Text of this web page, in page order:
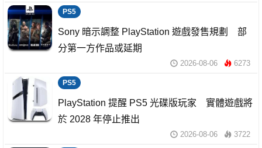
PS5
Sony 暗示調整 PlayStation 遊戲發售規劃 部
分第一方作品或延期
2026-08-06 6273
PS5
PlayStation 提醒 PS5 光碟版玩家 實體遊戲將
於 2028 年停止推出
2026-08-06 3722